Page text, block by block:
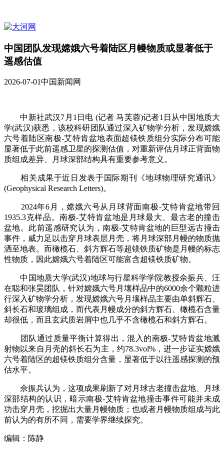
中国团队发现嫦娥六号着陆区月幔物质或显著低于
遥感估值
2026-07-01中国新闻网
中新社武汉7月1日电 (记者 马芙蓉)记者1日从中国地质大
学(武汉)获悉，该校科研团队通过深入矿物学分析，发现嫦娥
六号着陆区南极-艾特肯盆地表面超镁铁质组分实际分布可能
显著低于此前遥感卫星的探测估值，对重新评估月球正背面物
质组成差异、月球深部结构具有重要参考意义。
相关成果于近日发表于国际期刊《地球物理研究通讯》
(Geophysical Research Letters)。
2024年6月，嫦娥六号从月球背面南极-艾特肯盆地带回
1935.3克样品。南极-艾特肯盆地是月球最大、最古老的撞击
盆地。此前遥感研究认为，南极-艾特肯盆地的巨型远古撞击
事件，威力足以击穿月球表层月壳，将月球深部月幔的物质抛
洒至地表。而橄榄石、斜方辉石等超镁铁质矿物是月幔的标志
性物质，因此嫦娥六号着陆区可能富含超镁铁质矿物。
中国地质大学(武汉)地球与行星科学学院教授佘振兵、汪
在聪和张昊团队，针对嫦娥六号月壤样品中的6000余个颗粒进
行深入矿物学分析，发现嫦娥六号月壤样品主要由单斜辉石、
斜长石和玻璃组成，而代表月幔成分的斜方辉石、橄榄石含量
却很低，而且玄武质岩屑中也几乎不含橄榄石和斜方辉石。
团队通过质量平衡计算得出，混入的南极-艾特肯盆地溅
射物以来自月壳的斜长石为主，约78.3vol%，进一步证实嫦娥
六号着陆区的超镁铁质组分含量，显著低于以往遥感探测的预
估水平。
佘振兵认为，这项成果刷新了对月球古老撞击盆地、月球
深部结构的认识，暗示南极-艾特肯盆地撞击事件可能并未成
功击穿月壳，挖掘出大量月幔物质；也或者月幔物质组成与此
前认为的有所不同，需要学界继续探究。
编辑：陈静